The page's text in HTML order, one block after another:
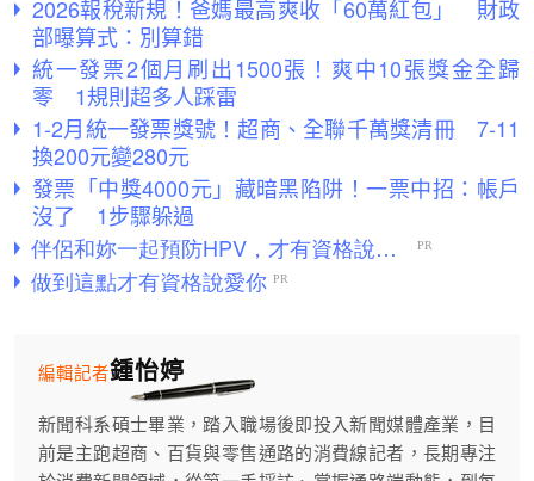
2026報稅新規！爸媽最高爽收「60萬紅包」 財政
部曝算式：別算錯
統一發票2個月刷出1500張！爽中10張獎金全歸
零 1規則超多人踩雷
1-2月統一發票獎號！超商、全聯千萬獎清冊 7-11
換200元變280元
發票「中獎4000元」藏暗黑陷阱！一票中招：帳戶
沒了 1步驟躲過
鍾怡婷
編輯記者
新聞科系碩士畢業，踏入職場後即投入新聞媒體產業，目
前是主跑超商、百貨與零售通路的消費線記者，長期專注